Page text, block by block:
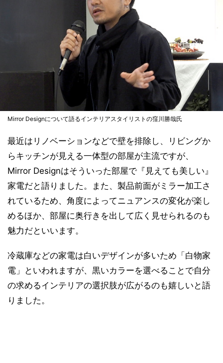
Mirror Designについて語るインテリアスタイリストの窪川勝哉氏
最近はリノベーションなどで壁を排除し、リビングか
らキッチンが見える一体型の部屋が主流ですが、
Mirror Designはそういった部屋で『見えても美しい』
家電だと語りました。また、製品前面がミラー加工さ
れているため、角度によってニュアンスの変化が楽し
めるほか、部屋に奥行きを出して広く見せられるのも
魅力だといいます。
冷蔵庫などの家電は白いデザインが多いため「白物家
電」といわれますが、黒いカラーを選べることで自分
の求めるインテリアの選択肢が広がるのも嬉しいと語
りました。